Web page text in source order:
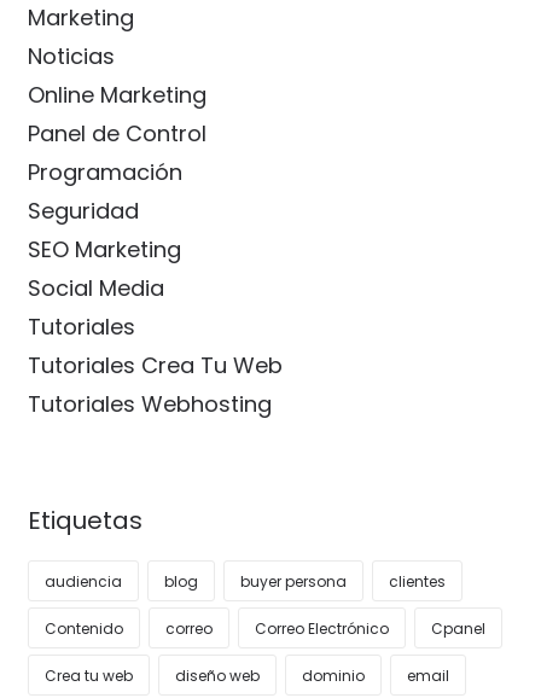
Marketing
Noticias
Online Marketing
Panel de Control
Programación
Seguridad
SEO Marketing
Social Media
Tutoriales
Tutoriales Crea Tu Web
Tutoriales Webhosting
Etiquetas
audiencia blog buyer persona clientes
Contenido correo Correo Electrónico Cpanel
Crea tu web diseño web dominio email